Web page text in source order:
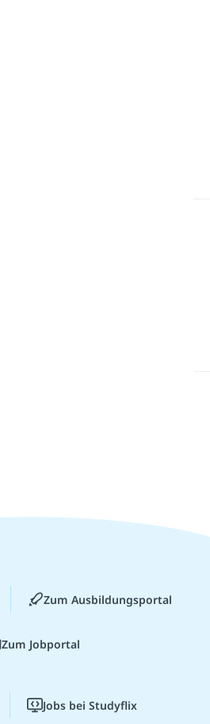
Zum Ausbildungsportal
Zum Jobportal
Jobs bei Studyflix